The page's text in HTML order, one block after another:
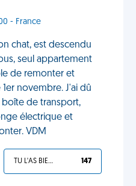
- France
chat, est descendu
seul appartement
de remonter et
novembre. J'ai dû
de transport,
électrique et
VDM
TU L'AS BIEN MÉRITÉ 147